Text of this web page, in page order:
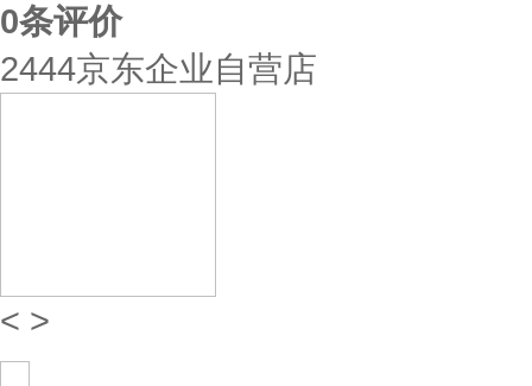
0条评价
2444京东企业自营店
< >